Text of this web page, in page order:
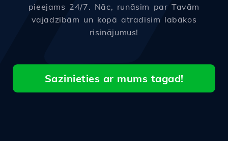
pieejams 24/7. Nāc, runāsim par Tavām
vajadzībām un kopā atradīsim labākos
risinājumus!
Sazinieties ar mums tagad!